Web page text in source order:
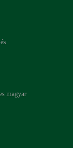
magyar